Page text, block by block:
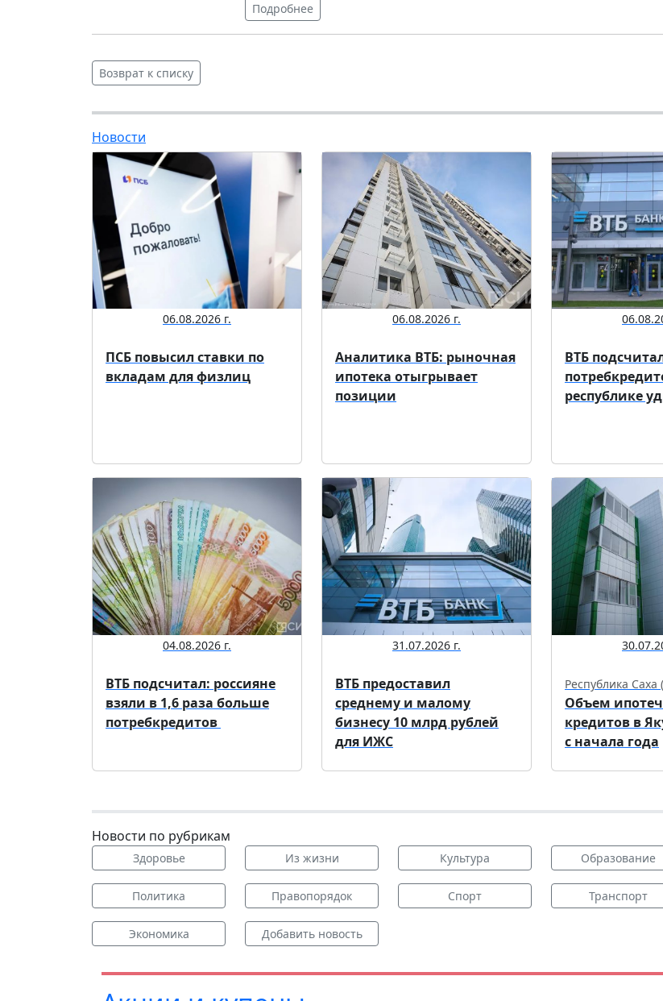
Подробнее
Возврат к списку
Новости
06.08.2026 г.
ПСБ повысил ставки по
вкладам для физлиц
06.08.2026 г.
Аналитика ВТБ: рыночная
ипотека отыгрывает
позиции
ВТБ
республике
04.08.2026 г.
ВТБ подсчитал: россияне
взяли в 1,6 раза больше
потребкредитов
31.07.2026 г.
ВТБ предоставил
среднему и малому
бизнесу 10 млрд рублей
для ИЖС
Республика Саха
Объем
кредитов в
с начала года
Новости по рубрикам
Здоровье Из жизни Культура Образование
Политика Правопорядок Спорт Транспорт
Экономика Добавить новость